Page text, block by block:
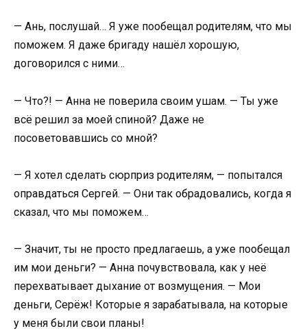
— Ань, послушай… Я уже пообещал родителям, что мы
поможем. Я даже бригаду нашёл хорошую,
договорился с ними…
— Что?! — Анна не поверила своим ушам. — Ты уже
всё решил за моей спиной? Даже не
посоветовавшись со мной?
— Я хотел сделать сюрприз родителям, — попытался
оправдаться Сергей. — Они так обрадовались, когда я
сказал, что мы поможем…
— Значит, ты не просто предлагаешь, а уже пообещал
им мои деньги? — Анна почувствовала, как у неё
перехватывает дыхание от возмущения. — Мои
деньги, Серёж! Которые я зарабатывала, на которые
у меня были свои планы!